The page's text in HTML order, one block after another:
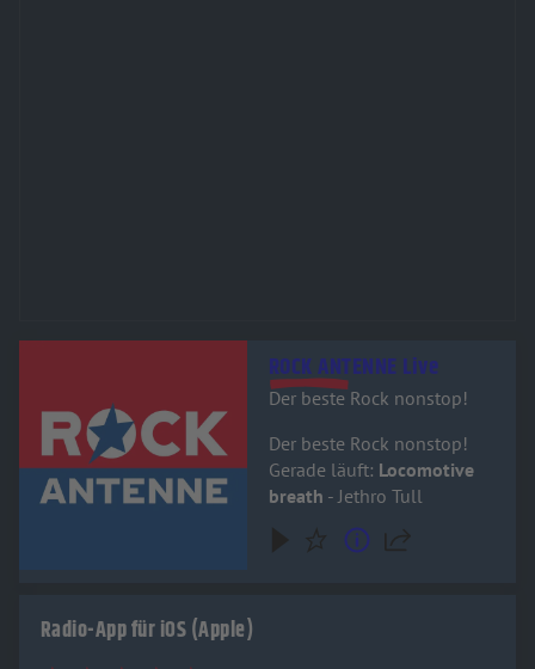
Audiotitel - ROCK ANTENNE LiveROCK ANTENNE Live
Der beste Rock nonstop!
Der beste Rock nonstop!
Gerade läuft: Locomotive
breath - Jethro Tull
Radio-App für iOS (Apple)